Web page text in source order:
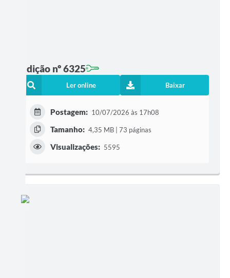
Edição nº 6325
Ler online Baixar
Postagem: 10/07/2026 às 17h08
Tamanho: 4,35 MB | 73 páginas
Visualizações: 5595